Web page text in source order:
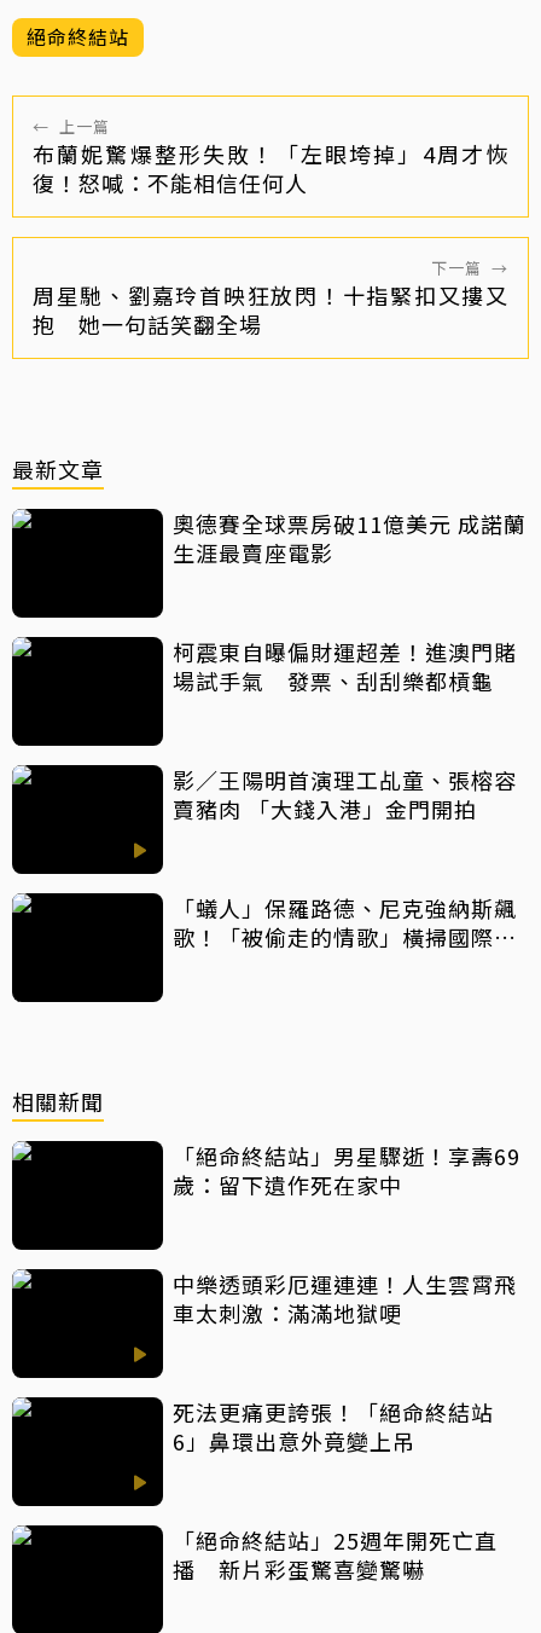
絕命終結站
← 上一篇
布蘭妮驚爆整形失敗！「左眼垮掉」4周才恢
復！怒喊：不能相信任何人
下一篇 →
周星馳、劉嘉玲首映狂放閃！十指緊扣又摟又
抱 她一句話笑翻全場
最新文章
奧德賽全球票房破11億美元 成諾蘭
生涯最賣座電影
柯震東自曝偏財運超差！進澳門賭
場試手氣 發票、刮刮樂都槓龜
影／王陽明首演理工乩童、張榕容
賣豬肉 「大錢入港」金門開拍
「蟻人」保羅路德、尼克強納斯飆
歌！「被偷走的情歌」橫掃國際大
相關新聞
「絕命終結站」男星驟逝！享壽69
歲：留下遺作死在家中
中樂透頭彩厄運連連！人生雲霄飛
車太刺激：滿滿地獄哽
死法更痛更誇張！「絕命終結站
6」鼻環出意外竟變上吊
「絕命終結站」25週年開死亡直
播 新片彩蛋驚喜變驚嚇